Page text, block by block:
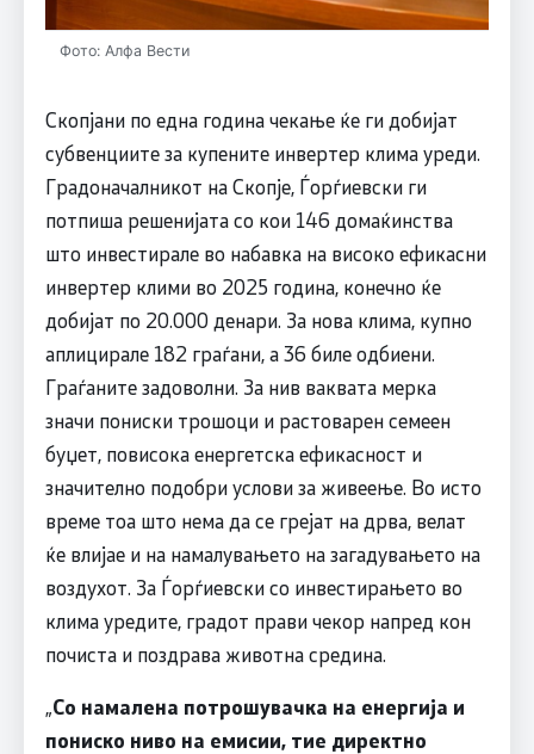
Фото: Алфа Вести
Скопјани по една година чекање ќе ги добијат
субвенциите за купените инвертер клима уреди.
Градоначалникот на Скопје, Ѓорѓиевски ги
потпиша решенијата со кои 146 домаќинства
што инвестирале во набавка на високо ефикасни
инвертер клими во 2025 година, конечно ќе
добијат по 20.000 денари. За нова клима, купно
аплицирале 182 граѓани, а 36 биле одбиени.
Граѓаните задоволни. За нив ваквата мерка
значи пониски трошоци и растоварен семеен
буџет, повисока енергетска ефикасност и
значително подобри услови за живеење. Во исто
време тоа што нема да се грејат на дрва, велат
ќе влијае и на намалувањето на загадувањето на
воздухот. За Ѓорѓиевски со инвестирањето во
клима уредите, градот прави чекор напред кон
почиста и поздрава животна средина.
„Со намалена потрошувачка на енергија и
пониско ниво на емисии, тие директно